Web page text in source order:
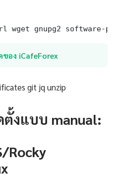
gnupg2 software-
ของ iCafeForex
git jq unzip
งแบบ manual:
Rocky